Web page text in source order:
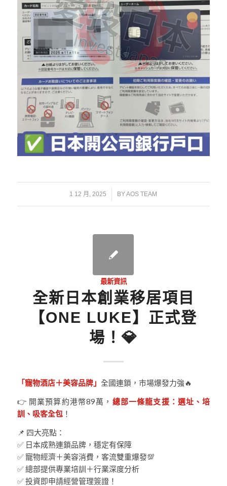
1 12 月, 2025
/ BYAOS TEAM
最新資訊
全新日本創業移居項目
【ONE LUKE】正式登
場！💎
「寵物酒店＋美容品牌」 全國連鎖，市場爆發力強🔥
👉 開業預算約港幣89萬， 總部一條龍支援：選址、培
訓、吸客全包！
📌 四大亮點：
✅ 日本成熟連鎖品牌，穩定有保障
✅ 寵物經濟＋美容消費，客流雙重爆發💯
✅ 總部提供專業培訓＋行業深度分析
✅ 投資即申請經營管理簽證！